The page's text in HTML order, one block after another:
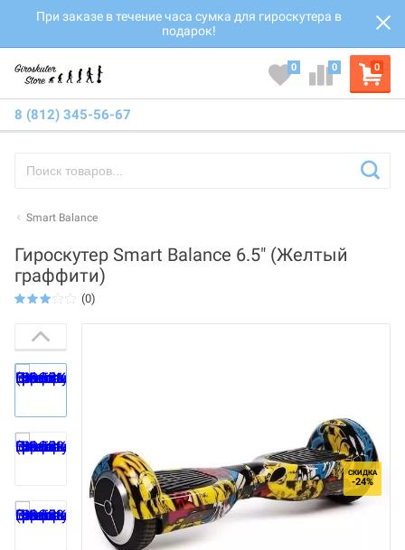
При заказе в течение часа сумка для гироскутера в
подарок!
0
0 0
8 (812) 345-56-67
Smart Balance
Гироскутер Smart Balance 6.5" (Желтый
граффити)
(0)
СКИДКА
-24%